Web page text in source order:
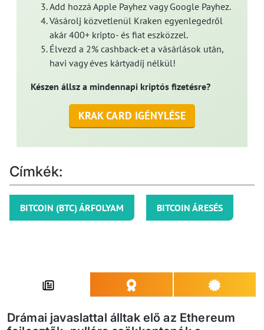
Add hozzá Apple Payhez vagy Google Payhez.
Vásárolj közvetlenül Kraken egyenlegedről
akár 400+ kripto- és fiat eszközzel.
Élvezd a 2% cashback-et a vásárlások után,
havi vagy éves kártyadíj nélkül!
Készen állsz a mindennapi kriptós fizetésre?
KRAK CARD IGÉNYLÉSE
Címkék:
BITCOIN (BTC) ÁRFOLYAM BITCOIN ÁRESÉS
Drámai javaslattal álltak elő az Ethereum